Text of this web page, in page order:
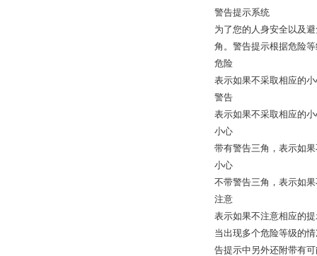
警告提示系统
为了您的人身安全以及
角。警告提示根据危险
危险
表示如果不采取相应的
警告
表示如果不采取相应的
小心
带有警告三角，表示如
小心
不带警告三角，表示如
注意
表示如果不注意相应的
当出现多个危险等级的
告提示中另外还附带有